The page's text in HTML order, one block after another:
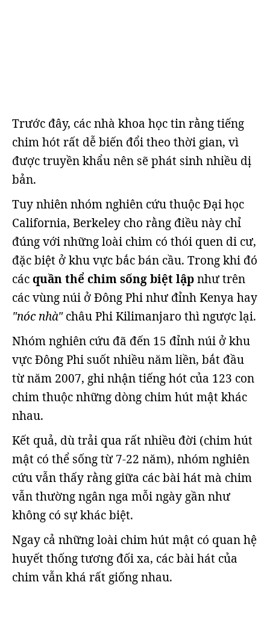
Trước đây, các nhà khoa học tin rằng tiếng
chim hót rất dễ biến đổi theo thời gian, vì
được truyền khẩu nên sẽ phát sinh nhiều dị
bản.
Tuy nhiên nhóm nghiên cứu thuộc Đại học
California, Berkeley cho rằng điều này chỉ
đúng với những loài chim có thói quen di cư,
đặc biệt ở khu vực bắc bán cầu. Trong khi đó
cácquần thể chim sống biệt lậpnhư trên
các vùng núi ở Đông Phi như đỉnh Kenya hay
"nóc nhà"châu Phi Kilimanjaro thì ngược lại.
Nhóm nghiên cứu đã đến 15 đỉnh núi ở khu
vực Đông Phi suốt nhiều năm liền, bắt đầu
từ năm 2007, ghi nhận tiếng hót của 123 con
chim thuộc những dòng chim hút mật khác
nhau.
Kết quả, dù trải qua rất nhiều đời (chim hút
mật có thể sống từ 7-22 năm), nhóm nghiên
cứu vẫn thấy rằng giữa các bài hát mà chim
vẫn thường ngân nga mỗi ngày gần như
không có sự khác biệt.
Ngay cả những loài chim hút mật có quan hệ
huyết thống tương đối xa, các bài hát của
chim vẫn khá rất giống nhau.